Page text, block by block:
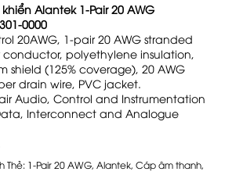
Alantek 1-Pair 20 AWG
0000
20AWG, 1-pair 20 AWG stranded
polyethylene insulation,
shield (125% coverage), 20 AWG
drain wire, PVC jacket.
Audio, Control and Instrumentation
Interconnect and Analogue
Thẻ: 1-Pair 20 AWG, Alantek, Cáp âm thanh,